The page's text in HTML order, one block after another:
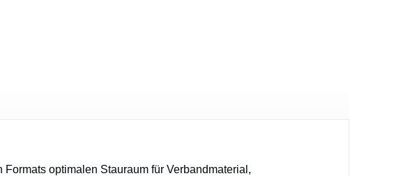
optimalen Stauraum für Verbandmaterial,